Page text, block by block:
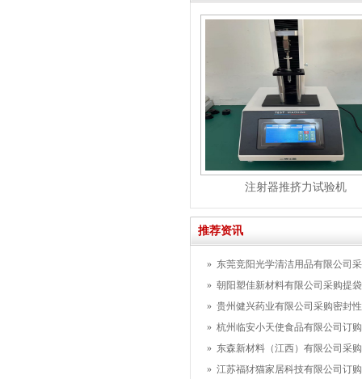
注射器推挤力试验机
推荐资讯
» 东莞竞阳光学清洁用品有限公司
» 朝阳塑佳新材料有限公司采购提
» 贵州健兴药业有限公司采购密封
» 杭州临安小天使食品有限公司订
» 东森新材料（江西）有限公司采
» 江苏福犲猫家居科技有限公司订